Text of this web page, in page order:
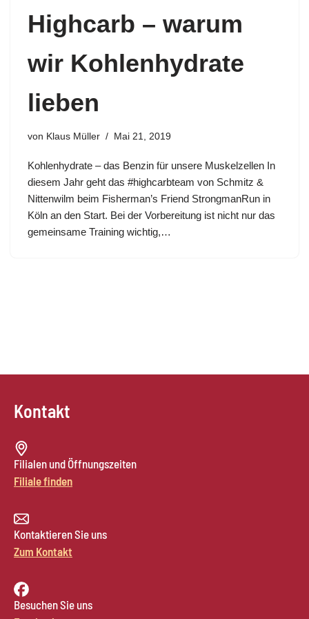
Highcarb – warum
wir Kohlenhydrate
lieben
von Klaus Müller Mai 21, 2019
Kohlenhydrate – das Benzin für unsere Muskelzellen In
diesem Jahr geht das #highcarbteam von Schmitz &
Nittenwilm beim Fisherman’s Friend StrongmanRun in
Köln an den Start. Bei der Vorbereitung ist nicht nur das
gemeinsame Training wichtig,…
Kontakt
Filialen und Öffnungszeiten
Filiale finden
Kontaktieren Sie uns
Zum Kontakt
Besuchen Sie uns